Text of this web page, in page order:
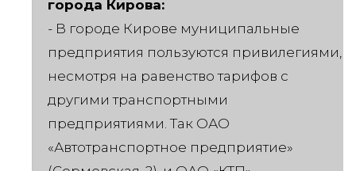
города Кирова:
- В городе Кирове муниципальные
предприятия пользуются привилегиями,
несмотря на равенство тарифов с
другими транспортными
предприятиями. Так ОАО
«Автотранспортное предприятие»